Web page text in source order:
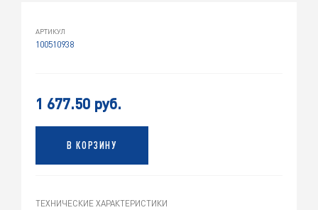
АРТИКУЛ
100510938
1 677.50 руб.
В КОРЗИНУ
ТЕХНИЧЕСКИЕ ХАРАКТЕРИСТИКИ